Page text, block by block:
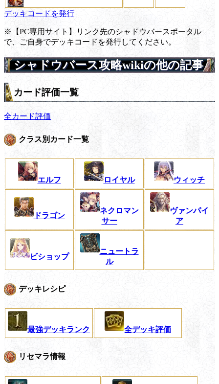
デッキコードを発行
※【PC専用サイト】リンク先のシャドウバースポータル
で、ご自身でデッキコードを発行してください。
シャドウバース攻略wikiの他の記事
カード評価一覧
全カード評価
クラス別カード一覧
エルフ ロイヤル ウィッチ
ドラゴン
ネクロマン
サー
ヴァンパイ
ア
ビショップ
ニュートラ
ル
デッキレシピ
最強デッキランク 全デッキ評価
リセマラ情報